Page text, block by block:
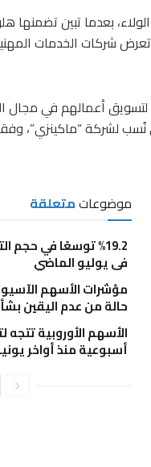
الولاء، بعدما تبين
شركات الخدمات
أعمالهم في مجال
لشركة “ماكينزي”،
موضوعاتمتعلقة
%19.2 توسعًا في حجم
في يوليو الماضي
مؤشرات الأسهم
حالة من عدم اليقين
الأسهم الأوروبية
أسبوعية منذ أواخر